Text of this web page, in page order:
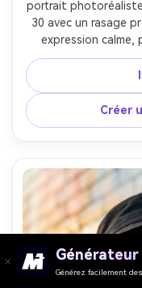
portrait photoréaliste
30 avec un rasage
expression
minimal, lumière de
sur le cuir chevelu
Sony A7IV, 85mm f/
humeur moderne
haute résolution,
Créer
Générez facilement